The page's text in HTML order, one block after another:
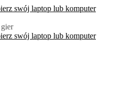
komputer stacjonarny